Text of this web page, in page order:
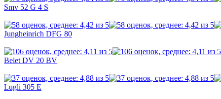
Smv 52 G 4 S
Jungheinrich DFG 80
Belet DV 20 BV
Lugli 305 E